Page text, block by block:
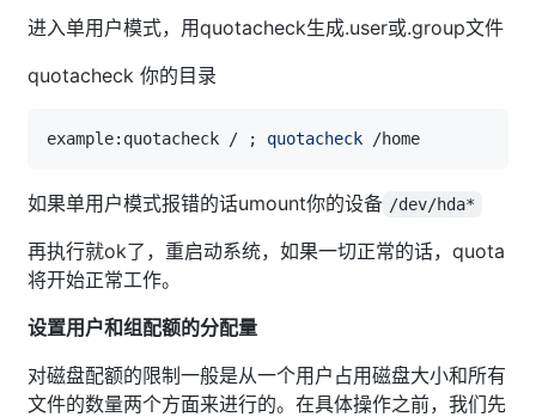
进入单用户模式，用quotacheck生成.user或.group文件
quotacheck 你的目录
example:quotacheck / ; quotacheck
如果单用户模式报错的话umount你的设备 /dev/hda*
再执行就ok了，重启动系统，如果一切正常的话，quota
将开始正常工作。
设置用户和组配额的分配量
对磁盘配额的限制一般是从一个用户占用磁盘大小和所有
文件的数量两个方面来进行的。在具体操作之前，我们先